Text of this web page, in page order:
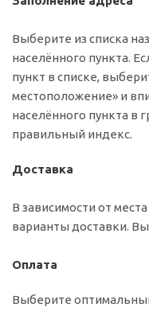
Выберите из списка
населённого пункта.
пункт в списке,
местоположение» и
населённого пункта в
правильный индекс.
Доставка
В зависимости от
варианты доставки.
Оплата
Выберите